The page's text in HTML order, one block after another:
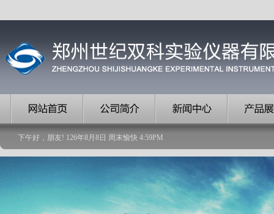
下午好，朋友! 126年8月 8 日 周末愉快 4:59PM